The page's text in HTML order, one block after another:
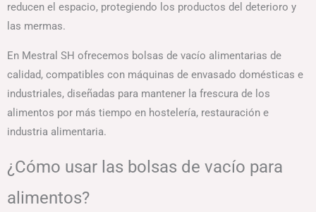
reducen el espacio, protegiendo los productos del deterioro y
las mermas.
En Mestral SH ofrecemos bolsas de vacío alimentarias de
calidad, compatibles con máquinas de envasado domésticas e
industriales, diseñadas para mantener la frescura de los
alimentos por más tiempo en hostelería, restauración e
industria alimentaria.
¿Cómo usar las bolsas de vacío para
alimentos?